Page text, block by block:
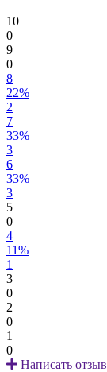
10
0
9
0
8
22%
2
7
33%
3
6
33%
3
5
0
4
11%
1
3
0
2
0
1
0
Написать отзыв